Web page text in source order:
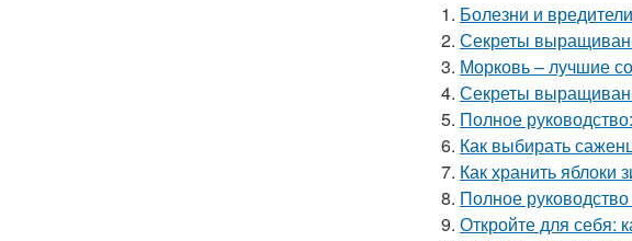
1. Болезни и
2. Секреты
3. Морковь – лучшие
4. Секреты
5. Полное
6. Как выбирать
7. Как хранить
8. Полное
9. Откройте для себя: